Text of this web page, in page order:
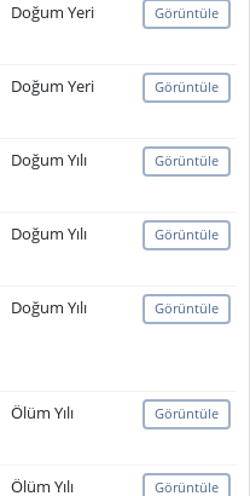
Doğum Yeri Görüntüle
Doğum Yeri Görüntüle
Doğum Yılı Görüntüle
Doğum Yılı Görüntüle
Doğum Yılı Görüntüle
Ölüm Yılı Görüntüle
Ölüm Yılı Görüntüle